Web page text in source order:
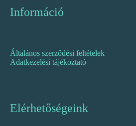
Információ
Általános szerződési feltételek
Adatkezelési tájékoztató
Elérhetőségeink